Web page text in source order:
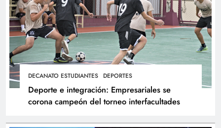
DECANATO ESTUDIANTES DEPORTES
Deporte e integración: Empresariales se
corona campeón del torneo interfacultades